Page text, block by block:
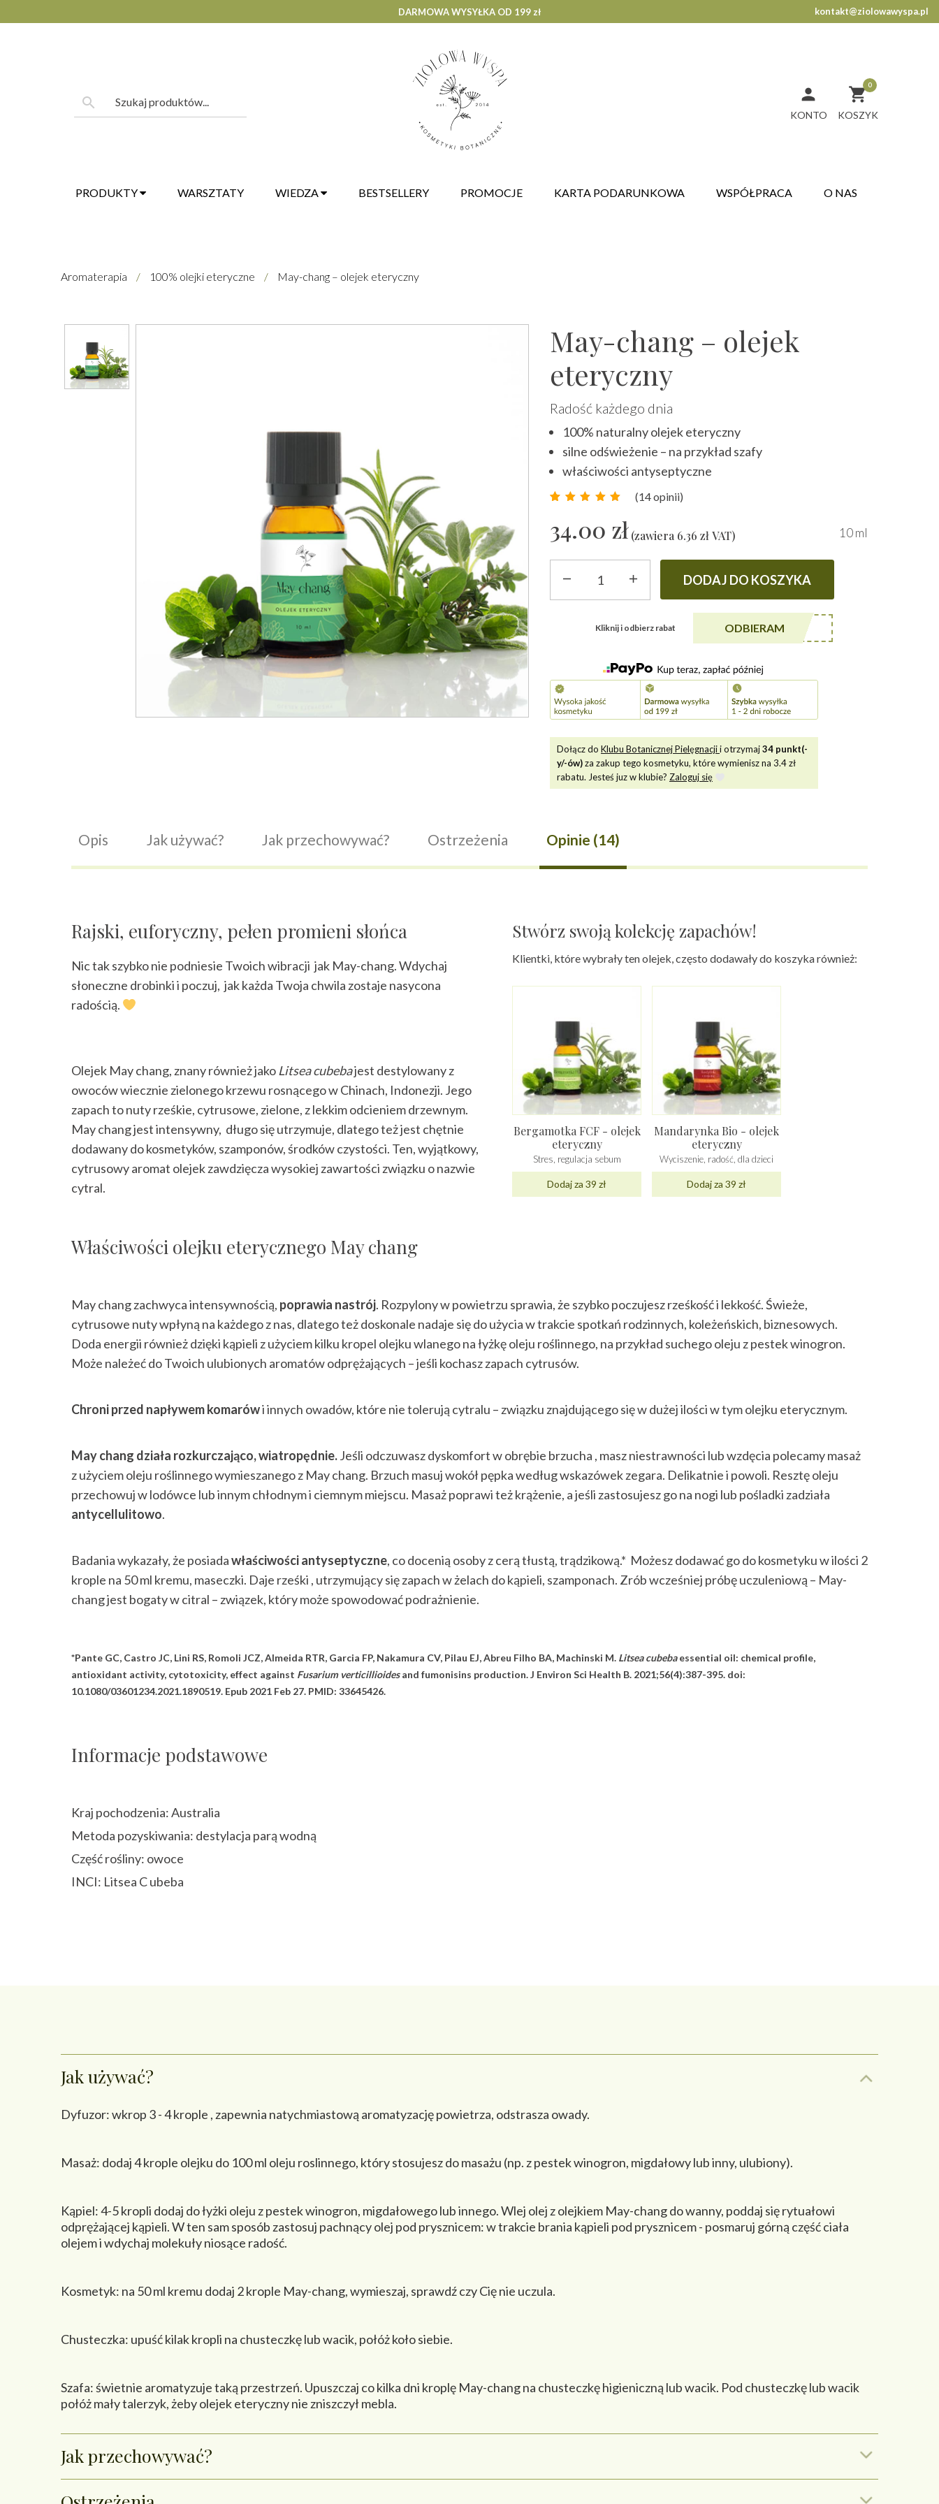
to
DARMOWA WYSYŁKA OD 199 zł kontakt@ziolowawyspa.pl
search 0

KONTO
PRODUKTY WARSZTATY WIEDZA BESTSELLERY PROMOCJE KARTA PODARUNKOWA WSPÓŁPRACA O NAS
Aromaterapia / 100% olejki eteryczne / May-chang – olejek eteryczny
May-chang – olejek
eteryczny
Radość każdego dnia
100% naturalny olejek eteryczny
silne odświeżenie – na przykład szafy
właściwości antyseptyczne
(14opinii)
34.00 zł (zawiera 6.36 złVAT) 10 ml
eteryczny
DODAJ DO KOSZYKA
Kliknij i odbierz rabat ODBIERAM
******A5
Dołącz do Klubu Botanicznej Pielęgnacjii otrzymaj34 punkt(-
y/-ów)za zakup tego kosmetyku, które wymienisz na 3.4zł
rabatu. Jesteś juz w klubie? Zaloguj się
Opis Jak używać? Jak przechowywać? Ostrzeżenia Opinie (14)
Stwórz swoją kolekcję zapachów!
Klientki, które wybrały ten olejek, często dodawały do koszyka również:
Bergamotka FCF - olejek
eteryczny
Stres, regulacja sebum
Dodaj za 39 zł
Mandarynka Bio - olejek
eteryczny
Wyciszenie, radość, dla dzieci
Dodaj za 39 zł
Rajski, euforyczny, pełen promieni słońca
Nic tak szybko nie podniesie Twoich wibracji jak May-chang. Wdychaj
słoneczne drobinki i poczuj, jak każda Twoja chwila zostaje nasycona
radością.
Olejek May chang, znany również jako Litsea cubebajest destylowany z
owoców wiecznie zielonego krzewu rosnącego w Chinach, Indonezji. Jego
zapach to nuty rześkie, cytrusowe, zielone, z lekkim odcieniem drzewnym.
May chang jest intensywny, długo się utrzymuje, dlatego też jest chętnie
dodawany do kosmetyków, szamponów, środków czystości. Ten, wyjątkowy,
cytrusowy aromat olejek zawdzięcza wysokiej zawartości związku o nazwie
cytral.
Właściwości olejku eterycznego May chang
May chang zachwyca intensywnością, poprawia nastrój. Rozpylony w powietrzu sprawia, że szybko poczujesz rześkość i lekkość. Świeże,
cytrusowe nuty wpłyną na każdego z nas, dlatego też doskonale nadaje się do użycia w trakcie spotkań rodzinnych, koleżeńskich, biznesowych.
Doda energii również dzięki kąpieli z użyciem kilku kropel olejku wlanego na łyżkę oleju roślinnego, na przykład suchego oleju z pestek winogron.
Może należeć do Twoich ulubionych aromatów odprężających – jeśli kochasz zapach cytrusów.
Chroni przed napływem komarówi innych owadów, które nie tolerują cytralu – związku znajdującego się w dużej ilości w tym olejku eterycznym.
May chang działa rozkurczająco, wiatropędnie.Jeśli odczuwasz dyskomfort w obrębie brzucha , masz niestrawności lub wzdęcia polecamy masaż
z użyciem oleju roślinnego wymieszanego z May chang. Brzuch masuj wokół pępka według wskazówek zegara. Delikatnie i powoli. Resztę oleju
przechowuj w lodówce lub innym chłodnym i ciemnym miejscu. Masaż poprawi też krążenie, a jeśli zastosujesz go na nogi lub pośladki zadziała
antycellulitowo.
Badania wykazały, że posiadawłaściwości antyseptyczne, co docenią osoby z cerą tłustą, trądzikową.* Możesz dodawać go do kosmetyku w ilości 2
krople na 50 ml kremu, maseczki. Daje rześki , utrzymujący się zapach w żelach do kąpieli, szamponach. Zrób wcześniej próbę uczuleniową – May-
chang jest bogaty w citral – związek, który może spowodować podrażnienie.
*Pante GC, Castro JC, Lini RS, Romoli JCZ, Almeida RTR, Garcia FP, Nakamura CV, Pilau EJ, Abreu Filho BA, Machinski M. Litsea cubebaessential oil: chemical profile,
antioxidant activity, cytotoxicity, effect against Fusarium verticillioidesand fumonisins production. J Environ Sci Health B. 2021;56(4):387-395. doi:
10.1080/03601234.2021.1890519. Epub 2021 Feb 27. PMID: 33645426.
Informacje podstawowe
Kraj pochodzenia: Australia
Metoda pozyskiwania: destylacja parą wodną
Część rośliny: owoce
INCI: Litsea C ubeba
Jak używać?
Dyfuzor: wkrop 3 - 4 krople , zapewnia natychmiastową aromatyzację powietrza, odstrasza owady.
Masaż: dodaj 4 krople olejku do 100 ml oleju roslinnego, który stosujesz do masażu (np. z pestek winogron, migdałowy lub inny, ulubiony).
Kąpiel: 4-5 kropli dodaj do łyżki oleju z pestek winogron, migdałowego lub innego. Wlej olej z olejkiem May-chang do wanny, poddaj się rytuałowi
odprężającej kąpieli. W ten sam sposób zastosuj pachnący olej pod prysznicem: w trakcie brania kąpieli pod prysznicem - posmaruj górną część ciała
olejem i wdychaj molekuły niosące radość.
Kosmetyk: na 50 ml kremu dodaj 2 krople May-chang, wymieszaj, sprawdź czy Cię nie uczula.
Chusteczka: upuść kilak kropli na chusteczkę lub wacik, połóż koło siebie.
Szafa: świetnie aromatyzuje taką przestrzeń. Upuszczaj co kilka dni kroplę May-chang na chusteczkę higieniczną lub wacik. Pod chusteczkę lub wacik
połóż mały talerzyk, żeby olejek eteryczny nie zniszczył mebla.
Jak przechowywać?